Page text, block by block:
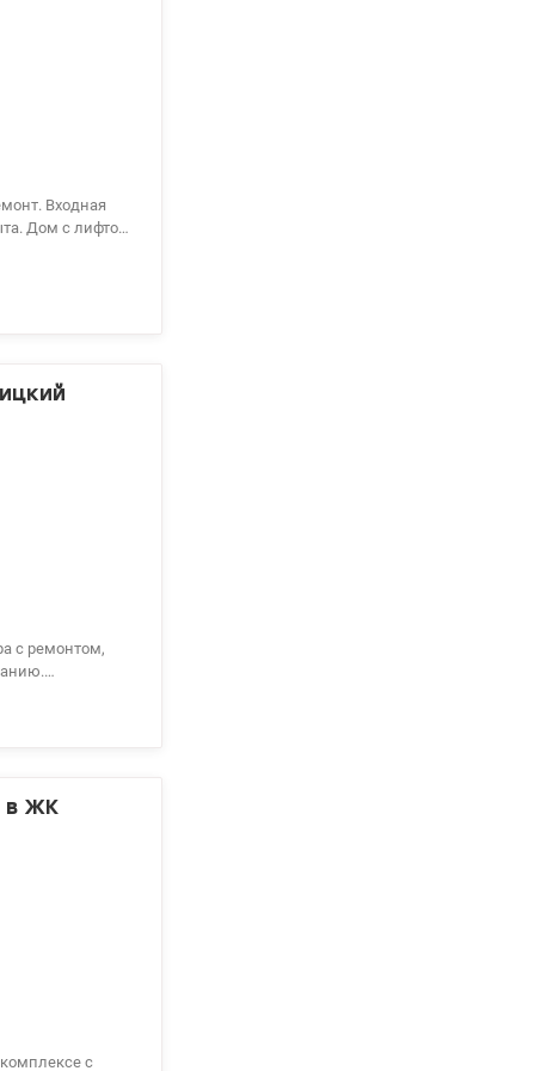
с ремонтом,
в ЖК
с